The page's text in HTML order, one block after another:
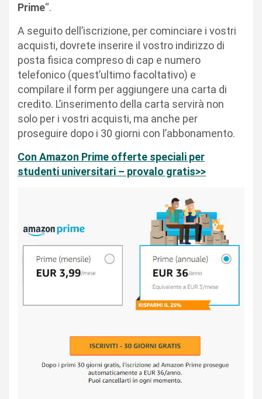
Prime“.
A seguito dell’iscrizione, per cominciare i vostri
acquisti, dovrete inserire il vostro indirizzo di
posta fisica compreso di cap e numero
telefonico (quest’ultimo facoltativo) e
compilare il form per aggiungere una carta di
credito. L’inserimento della carta servirà non
solo per i vostri acquisti, ma anche per
proseguire dopo i 30 giorni con l’abbonamento.
Con Amazon Prime offerte speciali per
studenti universitari – provalo gratis>>